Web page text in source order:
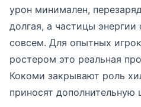
урон минимален,
долгая, а частицы энергии
совсем. Для опытных
ростером это реальная
Кокоми закрывают роль
приносят дополнительную